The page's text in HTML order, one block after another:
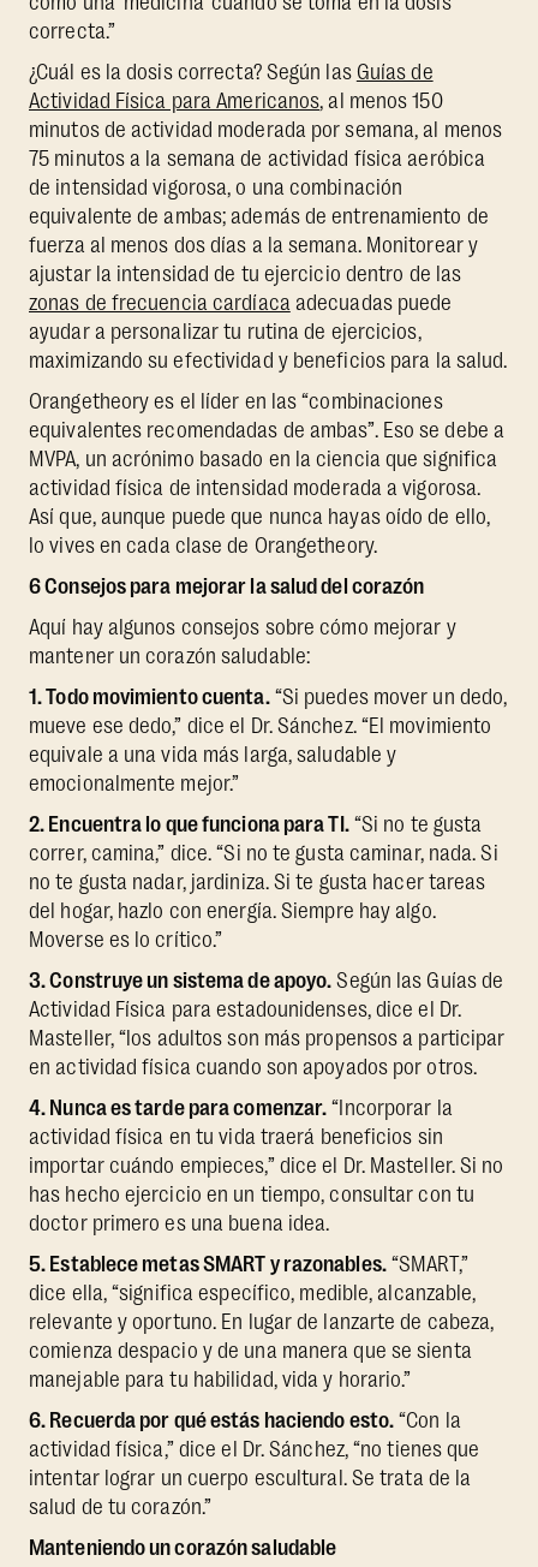
correcta.”
¿Cuál es la dosis correcta? Según las Guías de
Actividad Física para Americanos, al menos 150
minutos de actividad moderada por semana, al menos
75 minutos a la semana de actividad física aeróbica
de intensidad vigorosa, o una combinación
equivalente de ambas; además de entrenamiento de
fuerza al menos dos días a la semana. Monitorear y
ajustar la intensidad de tu ejercicio dentro de las
zonas de frecuencia cardíaca adecuadas puede
ayudar a personalizar tu rutina de ejercicios,
maximizando su efectividad y beneficios para la salud.
Orangetheory es el líder en las “combinaciones
equivalentes recomendadas de ambas”. Eso se debe a
MVPA, un acrónimo basado en la ciencia que significa
actividad física de intensidad moderada a vigorosa.
Así que, aunque puede que nunca hayas oído de ello,
lo vives en cada clase de Orangetheory.
6 Consejos para mejorar la salud del corazón
Aquí hay algunos consejos sobre cómo mejorar y
mantener un corazón saludable:
1. Todo movimiento cuenta.“Si puedes mover un dedo,
mueve ese dedo,” dice el Dr. Sánchez. “El movimiento
equivale a una vida más larga, saludable y
emocionalmente mejor.”
2. Encuentra lo que funciona para TI.“Si no te gusta
correr, camina,” dice. “Si no te gusta caminar, nada. Si
no te gusta nadar, jardiniza. Si te gusta hacer tareas
del hogar, hazlo con energía. Siempre hay algo.
Moverse es lo crítico.”
3. Construye un sistema de apoyo. Según las Guías de
Actividad Física para estadounidenses, dice el Dr.
Masteller, “los adultos son más propensos a participar
en actividad física cuando son apoyados por otros.
4. Nunca es tarde para comenzar. “Incorporar la
actividad física en tu vida traerá beneficios sin
importar cuándo empieces,” dice el Dr. Masteller. Si no
has hecho ejercicio en un tiempo, consultar con tu
doctor primero es una buena idea.
5. Establece metas SMART y razonables.“SMART,”
dice ella, “significa específico, medible, alcanzable,
relevante y oportuno. En lugar de lanzarte de cabeza,
comienza despacio y de una manera que se sienta
manejable para tu habilidad, vida y horario.”
6. Recuerda por qué estás haciendo esto. “Con la
actividad física,” dice el Dr. Sánchez, “no tienes que
intentar lograr un cuerpo escultural. Se trata de la
salud de tu corazón.”
Manteniendo un corazón saludable